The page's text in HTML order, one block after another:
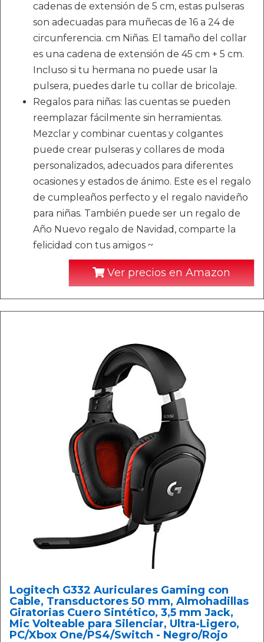
cadenas de extensión de 5 cm, estas pulseras
son adecuadas para muñecas de 16 a 24 de
circunferencia. cm Niñas. El tamaño del collar
es una cadena de extensión de 45 cm + 5 cm.
Incluso si tu hermana no puede usar la
pulsera, puedes darle tu collar de bricolaje.
Regalos para niñas: las cuentas se pueden
reemplazar fácilmente sin herramientas.
Mezclar y combinar cuentas y colgantes
puede crear pulseras y collares de moda
personalizados, adecuados para diferentes
ocasiones y estados de ánimo. Este es el regalo
de cumpleaños perfecto y el regalo navideño
para niñas. También puede ser un regalo de
Año Nuevo regalo de Navidad, comparte la
felicidad con tus amigos ~
Ver precios en Amazon
Logitech G332 Auriculares Gaming con
Cable, Transductores 50 mm, Almohadillas
Giratorias Cuero Sintético, 3,5 mm Jack,
Mic Volteable para Silenciar, Ultra-Ligero,
PC/Xbox One/PS4/Switch - Negro/Rojo